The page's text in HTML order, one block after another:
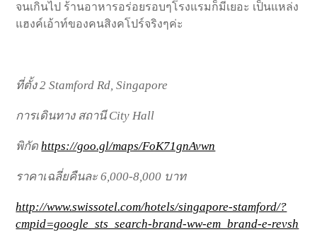
จนเกินไป ร้านอาหารอร่อยรอบๆโรงแรมก็มีเยอะ เป็นแหล่ง
แฮงค์เอ้าท์ของคนสิงคโปร์จริงๆค่ะ
ที่ตั้ง 2 Stamford Rd, Singapore
การเดินทาง สถานี City Hall
พิกัดhttps://goo.gl/maps/FoK71gnAvwn
ราคาเฉลี่ยคืนละ 6,000-8,000 บาท
http://www.swissotel.com/hotels/singapore-stamford/?
cmpid=google_sts_search-brand-ww-em_brand-e-revsh